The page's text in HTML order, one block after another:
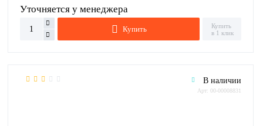
Уточняется у менеджера
Купить
Купить
в 1 клик
В наличии
Арт: 00-00008831